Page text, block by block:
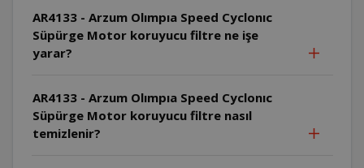
AR4133 - Arzum Olımpıa Speed Cyclonıc
Süpürge Motor koruyucu filtre ne işe
yarar?
AR4133 - Arzum Olımpıa Speed Cyclonıc
Süpürge Motor koruyucu filtre nasıl
temizlenir?